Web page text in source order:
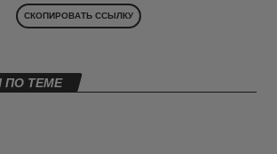
СКОПИРОВАТЬ ССЫЛКУ
ПО ТЕМЕ